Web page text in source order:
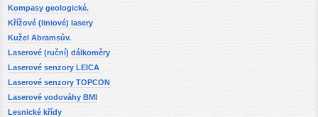
Kompasy geologické.
Křížové (liniové) lasery
Kužel Abramsův.
Laserové (ruční) dálkoměry
Laserové senzory LEICA
Laserové senzory TOPCON
Laserové vodováhy BMI
Lesnické křídy